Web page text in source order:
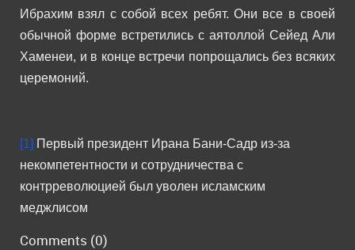
Ибрахим взял с собой всех ребят. Они все в своей
обычной форме встретились с аятоллой Сейед Али
Хаменеи, и в конце встречи попрощались без всяких
церемоний.
[1] Первый президент Ирана Бани-Садр из-за
некомпетентности и сотрудничества с
контрреволюцией был уволен исламским
меджлисом
Comments (0)